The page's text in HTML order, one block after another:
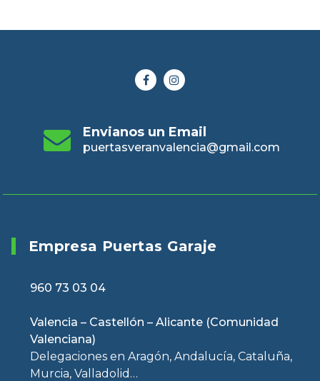
Envianos un Email
puertasveranvalencia@gmail.com
Empresa Puertas Garaje
960 73 03 04
Valencia – Castellón – Alicante (Comunidad
Valenciana)
Delegaciones en Aragón, Andalucía, Cataluña,
Murcia, Valladolid…